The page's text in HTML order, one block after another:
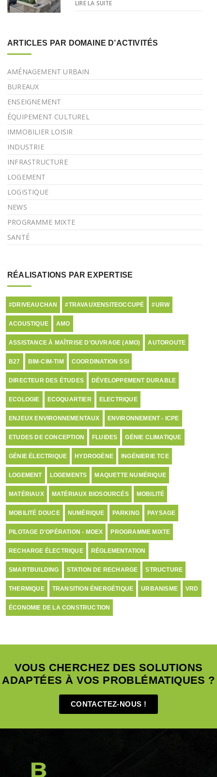
LIRE LA SUITE
ARTICLES PAR DOMAINE D’ACTIVITÉS
AMÉNAGEMENT URBAIN
BUREAUX
ENSEIGNEMENT
ÉQUIPEMENT CULTUREL
IMMOBILIER LOISIR
INDUSTRIE
INFRASTRUCTURE
LOGEMENT
LOGISTIQUE
NEWS
PROGRAMME MIXTE
SANTÉ
RÉALISATIONS PAR EXPERTISE
#DRIVEAUCHAN #TRAVAUXENSITEOCCUPÉ #URW
ACOUSTIQUE AMO
ASSISTANCE À MAÎTRISE D’OUVRAGE (AMO) AUTOROUTE
B27 BIM-CIM-TIM COORDINATION SSI
DIRECTEUR DES ÉTUDES DÉVELOPPEMENT DURABLE
ECOLOGIE ECOQUARTIER ELECTRIQUE
ENJEUX ENVIRONNEMENTAUX ENVIRONNEMENT - ICPE
ETUDES DE CONCEPTION FLUIDES GÉNIE CLIMATIQUE
GÉNIE ÉLECTRIQUE HYDROGÈNE INGÉNIERIE TCE
LOGEMENT LOGEMENTS MAQUETTE NUMÉRIQUE
MATÉRIAUX MATÉRIAUX BIOSOURCÉS MOBILITÉ
MOBILITÉ DOUCE NUMÉRIQUE PARKING PAYSAGE
PILOTAGE D'OPÉRATION - MOEX PROGRAMME MIXTE
RECHARGE ÉLECTRIQUE RÉGLEMENTATION
SMARTBUILDING STATION DE RECHARGE STRUCTURE
THERMIQUE TRANSITION ÉNERGÉTIQUE URBANISME VRD
ÉCONOMIE DE LA CONSTRUCTION
VOUS CHERCHEZ DES SOLUTIONS
ADAPTÉES À VOS PROBLÉMATIQUES ?
CONTACTEZ-NOUS !